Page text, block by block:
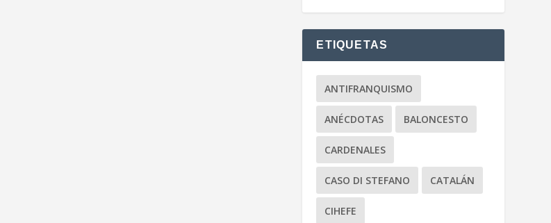
ETIQUETAS
ANTIFRANQUISMO
ANÉCDOTAS BALONCESTO
CARDENALES
CASO DI STEFANO CATALÁN
CIHEFE